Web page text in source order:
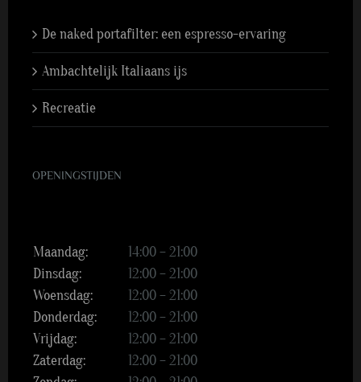
De naked portafilter: een espresso-ervaring
Ambachtelijk Italiaans ijs
Recreatie
OPENINGSTIJDEN
Maandag:
14:00 – 21:00
Dinsdag:
12:00 – 21:00
Woensdag:
12:00 – 21:00
Donderdag:
12:00 – 21:00
Vrijdag:
12:00 – 21:00
Zaterdag:
12:00 – 21:00